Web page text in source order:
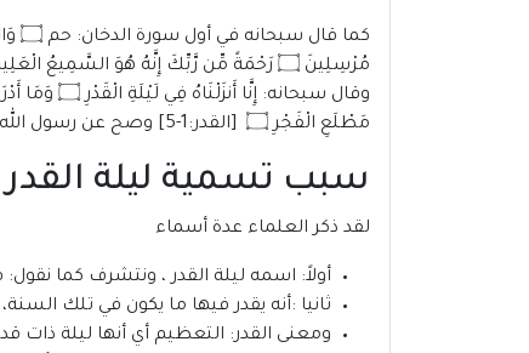
كما قال سبحانه في أول سورة الدخان: حم ۝
مُرْسِلِينَ ۝ رَحْمَةً مِّن رَّبِّكَ إِنَّهُ هُوَ السَّمِيعُ
وقال سبحانه: إِنَّا أَنزَلْنَاهُ فِي لَيْلَةِ الْقَدْرِ۝ وَمَا
مَطْلَعِ الْفَجْرِ۝ [القدر:1-5] وصح عن رسول الله ﷺ أنه قال:
سبب تسمية ليلة القدر
لقد ذكر العلماء عدة أسماء
أولاً: اسمه ليلة القدر ، ونتشرف كما
ثانيا :أنه يقدر فيها ما يكون في تلك
ومعنى القدر: التعظيم أي أنها ليلة ذات